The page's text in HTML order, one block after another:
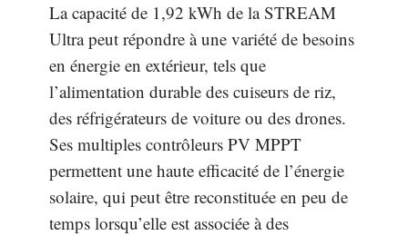
La capacité de 1,92 kWh de la STREAM
Ultra peut répondre à une variété de besoins
en énergie en extérieur, tels que
l’alimentation durable des cuiseurs de riz,
des réfrigérateurs de voiture ou des drones.
Ses multiples contrôleurs PV MPPT
permettent une haute efficacité de l’énergie
solaire, qui peut être reconstituée en peu de
temps lorsqu’elle est associée à des